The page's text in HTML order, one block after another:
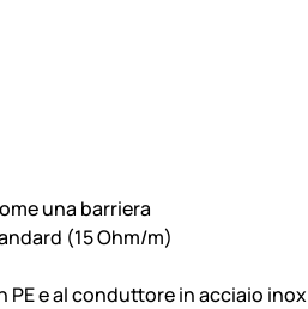
una barriera
(15 Ohm/m)
e al conduttore in acciaio inox